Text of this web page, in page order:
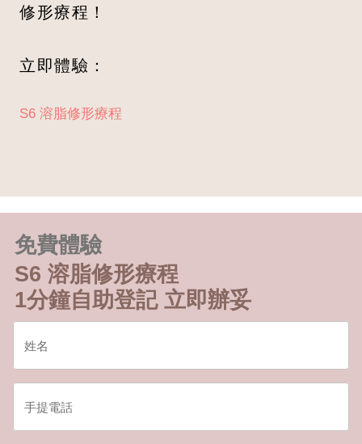
修形療程！
立即體驗：
S6 溶脂修形療程
免費體驗
S6 溶脂修形療程
1分鐘自助登記 立即辦妥